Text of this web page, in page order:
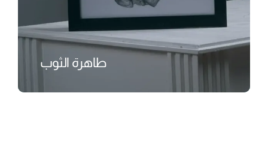
طاهرة الثوب
₺